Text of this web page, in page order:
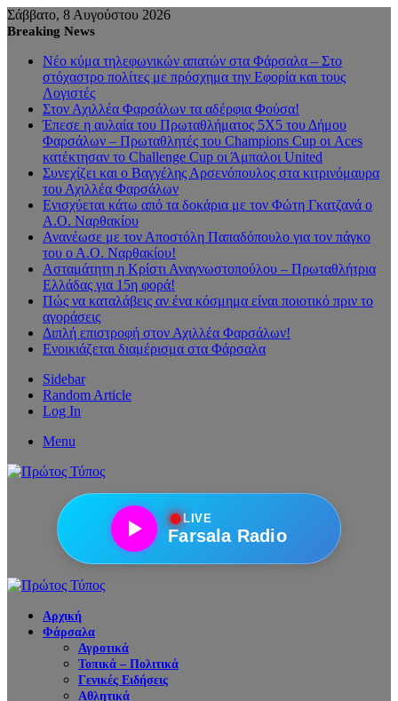
Σάββατο, 8 Αυγούστου 2026
Breaking News
Νέο κύμα τηλεφωνικών απατών στα Φάρσαλα – Στο
στόχαστρο πολίτες με πρόσχημα την Εφορία και τους
Λογιστές
Στον Αχιλλέα Φαρσάλων τα αδέρφια Φούσα!
Έπεσε η αυλαία του Πρωταθλήματος 5Χ5 του Δήμου
Φαρσάλων – Πρωταθλητές του Champions Cup οι Aces
κατέκτησαν το Challenge Cup οι Άμπαλοι United
Συνεχίζει και ο Βαγγέλης Αρσενόπουλος στα κιτρινόμαυρα
του Αχιλλέα Φαρσάλων
Ενισχύεται κάτω από τα δοκάρια με τον Φώτη Γκατζανά ο
Α.Ο. Ναρθακίου
Ανανέωσε με τον Αποστόλη Παπαδόπουλο για τον πάγκο
του ο Α.Ο. Ναρθακίου!
Ασταμάτητη η Κρίστι Αναγνωστοπούλου – Πρωταθλήτρια
Ελλάδας για 15η φορά!
Πώς να καταλάβεις αν ένα κόσμημα είναι ποιοτικό πριν το
αγοράσεις
Διπλή επιστροφή στον Αχιλλέα Φαρσάλων!
Ενοικιάζεται διαμέρισμα στα Φάρσαλα
Sidebar
Random Article
Log In
Menu
●LIVE
Farsala Radio
Αρχική
Φάρσαλα
Αγροτικά
Τοπικά – Πολιτικά
Γενικές Ειδήσεις
Αθλητικά